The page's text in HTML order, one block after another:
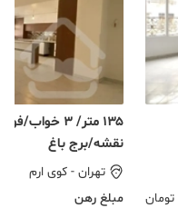
تومان
۱۳۵ متر/ ۳
نقشه/برج باغ
تهران - کوی ارم
مبلغ رهن